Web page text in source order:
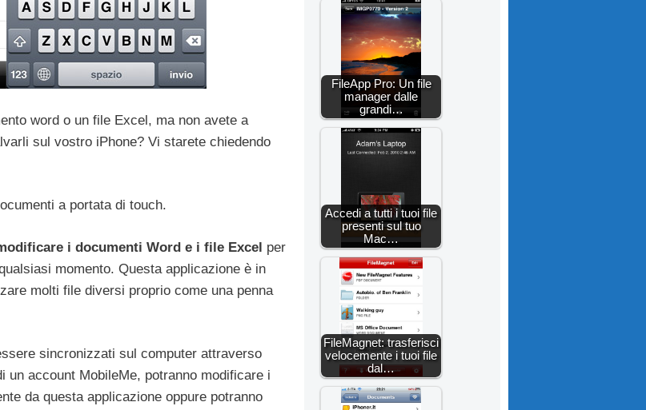
word o un file Excel, ma non avete a
sul vostro iPhone? Vi starete chiedendo
a portata di touch.
i documenti Word e i file Excel per
momento. Questa applicazione è in
molti file diversi proprio come una penna
sincronizzati sul computer attraverso
un account MobileMe, potranno modificare i
da questa applicazione oppure potranno
FileApp Pro: Un file
manager dalle
grandi…
Accedi a tutti i tuoi file
presenti sul tuo
Mac…
FileMagnet: trasferisci
velocemente i tuoi file
dal…